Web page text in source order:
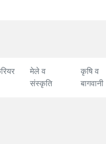
मेले व
संस्कृति
कृषि व
बागवानी